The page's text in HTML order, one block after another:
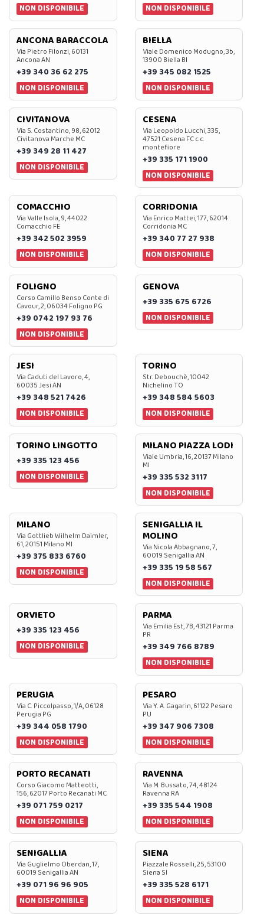
NON DISPONIBILE
NON DISPONIBILE
ANCONA BARACCOLA
Via Pietro Filonzi, 60131
Ancona AN
+39 340 36 62 275
NON DISPONIBILE
BIELLA
Viale Domenico Modugno, 3b,
13900 Biella BI
+39 345 082 1525
NON DISPONIBILE
CIVITANOVA
Via S. Costantino, 98, 62012
Civitanova Marche MC
+39 349 28 11 427
NON DISPONIBILE
CESENA
Via Leopoldo Lucchi, 335,
47521 Cesena FC c.c.
montefiore
+39 335 171 1900
NON DISPONIBILE
COMACCHIO
Via Valle Isola, 9, 44022
Comacchio FE
+39 342 502 3959
NON DISPONIBILE
CORRIDONIA
Via Enrico Mattei, 177, 62014
Corridonia MC
+39 340 77 27 938
NON DISPONIBILE
FOLIGNO
Corso Camillo Benso Conte di
Cavour, 2, 06034 Foligno PG
+39 0742 197 93 76
NON DISPONIBILE
GENOVA
+39 335 675 6726
NON DISPONIBILE
JESI
Via Caduti del Lavoro, 4,
60035 Jesi AN
+39 348 521 7426
NON DISPONIBILE
TORINO
Str. Debouchè, 10042
Nichelino TO
+39 348 584 5603
NON DISPONIBILE
TORINO LINGOTTO
+39 335 123 456
NON DISPONIBILE
MILANO PIAZZA LODI
Viale Umbria, 16, 20137 Milano
MI
+39 335 532 3117
NON DISPONIBILE
MILANO
Via Gottlieb Wilhelm Daimler,
61, 20151 Milano MI
+39 375 833 6760
NON DISPONIBILE
SENIGALLIA IL
MOLINO
Via Nicola Abbagnano, 7,
60019 Senigallia AN
+39 335 19 58 567
NON DISPONIBILE
ORVIETO
+39 335 123 456
NON DISPONIBILE
PARMA
Via Emilia Est, 7B, 43121 Parma
PR
+39 349 766 8789
NON DISPONIBILE
PERUGIA
Via C. Piccolpasso, 1/A, 06128
Perugia PG
+39 344 058 1790
NON DISPONIBILE
PESARO
Via Y. A. Gagarin, 61122 Pesaro
PU
+39 347 906 7308
NON DISPONIBILE
PORTO RECANATI
Corso Giacomo Matteotti,
156, 62017 Porto Recanati MC
+39 071 759 0217
NON DISPONIBILE
RAVENNA
Via M. Bussato, 74, 48124
Ravenna RA
+39 335 544 1908
NON DISPONIBILE
SENIGALLIA
Via Guglielmo Oberdan, 17,
60019 Senigallia AN
+39 071 96 96 905
NON DISPONIBILE
SIENA
Piazzale Rosselli, 25, 53100
Siena SI
+39 335 528 6171
NON DISPONIBILE